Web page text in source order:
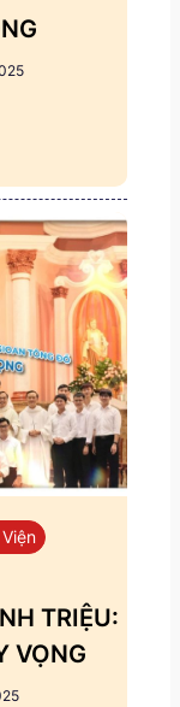
TRIỆU:
VỌNG